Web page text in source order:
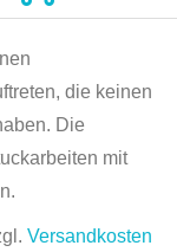
die keinen
Die
mit
Versandkosten